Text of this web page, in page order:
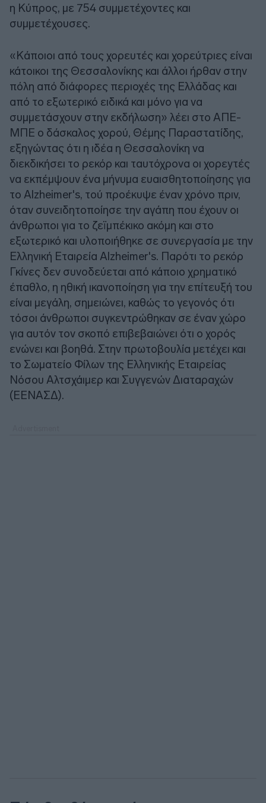
η Κύπρος, με 754 συμμετέχοντες και
συμμετέχουσες.
«Κάποιοι από τους χορευτές και χορεύτριες είναι
κάτοικοι της Θεσσαλονίκης και άλλοι ήρθαν στην
πόλη από διάφορες περιοχές της Ελλάδας και
από το εξωτερικό ειδικά και μόνο για να
συμμετάσχουν στην εκδήλωση» λέει στο ΑΠΕ-
ΜΠΕ ο δάσκαλος χορού, Θέμης Παραστατίδης,
εξηγώντας ότι η ιδέα η Θεσσαλονίκη να
διεκδικήσει το ρεκόρ και ταυτόχρονα οι χορεyτές
να εκπέμψουν ένα μήνυμα ευαισθητοποίησης για
το Alzheimer's, τού προέκυψε έναν χρόνο πριν,
όταν συνειδητοποίησε την αγάπη που έχουν οι
άνθρωποι για το ζεϊμπέκικο ακόμη και στο
εξωτερικό και υλοποιήθηκε σε συνεργασία με την
Ελληνική Εταιρεία Alzheimer's. Παρότι το ρεκόρ
Γκίνες δεν συνοδεύεται από κάποιο χρηματικό
έπαθλο, η ηθική ικανοποίηση για την επίτευξή του
είναι μεγάλη, σημειώνει, καθώς το γεγονός ότι
τόσοι άνθρωποι συγκεντρώθηκαν σε έναν χώρο
για αυτόν τον σκοπό επιβεβαιώνει ότι ο χορός
ενώνει και βοηθά. Στην πρωτοβουλία μετέχει και
το Σωματείο Φίλων της Ελληνικής Εταιρείας
Νόσου Αλτσχάιμερ και Συγγενών Διαταραχών
(ΕΕΝΑΣΔ).